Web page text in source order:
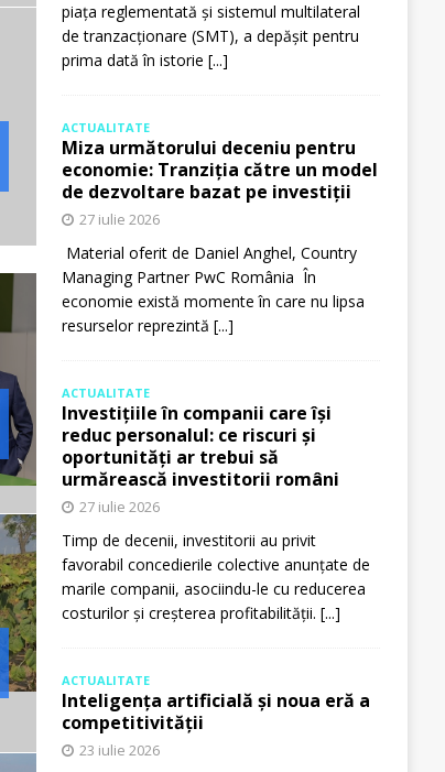
piața reglementată și sistemul multilateral
de tranzacționare (SMT), a depășit pentru
prima dată în istorie [...]
ACTUALITATE
Miza următorului deceniu pentru
economie: Tranziția către un model
de dezvoltare bazat pe investiții
27 iulie 2026
Material oferit de Daniel Anghel, Country
Managing Partner PwC România În
economie există momente în care nu lipsa
resurselor reprezintă [...]
ACTUALITATE
Investițiile în companii care își
reduc personalul: ce riscuri și
oportunități ar trebui să
urmărească investitorii români
27 iulie 2026
Timp de decenii, investitorii au privit
favorabil concedierile colective anunțate de
marile companii, asociindu-le cu reducerea
costurilor și creșterea profitabilității. [...]
ACTUALITATE
Inteligența artificială și noua eră a
competitivității
23 iulie 2026